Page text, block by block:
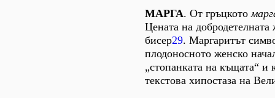
МАРГА. От гръцкото
Цената на
бисер29. Маргаритът
плодоносното женско
„стопанката на къщата“ и
текстова хипостаза на